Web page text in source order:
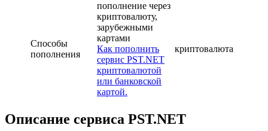
Способы
пополнения
пополнение через
криптовалюту,
зарубежными
картами
Как пополнить
сервис PST.NET
криптовалютой
или банковской
картой.
криптовалюта
Описание сервиса PST.NET